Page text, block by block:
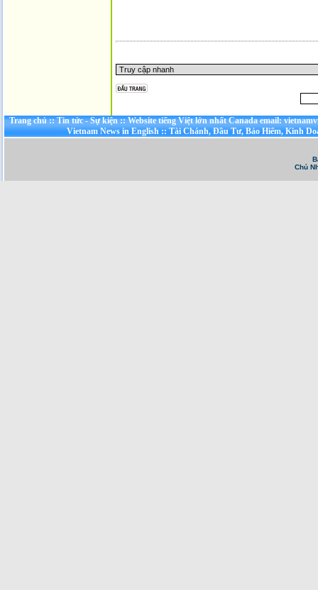
Trang chủ::Tin tức - Sự kiện::Website tiếng Việt lớn nhất Canada email:
Vietnam News in English::Tài Chánh, Đầu Tư, Bảo Hiểm, Kinh
Chủ